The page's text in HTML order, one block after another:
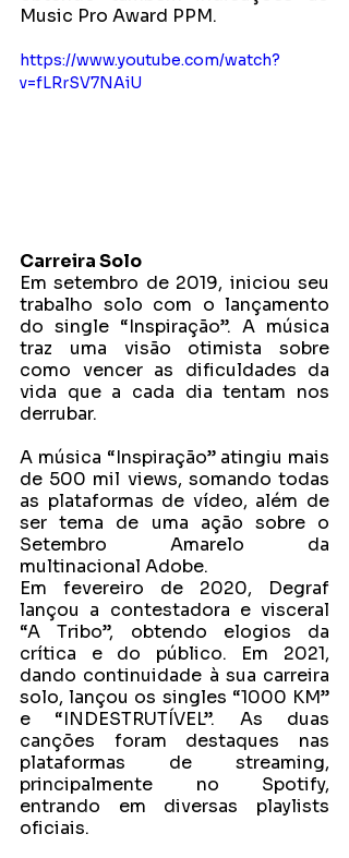
Music Pro Award PPM.
https://www.youtube.com/watch?
v=fLRrSV7NAiU
Carreira Solo
Em setembro de 2019, iniciou seu
trabalho solo com o lançamento
do single “Inspiração”. A música
traz uma visão otimista sobre
como vencer as dificuldades da
vida que a cada dia tentam nos
derrubar.
A música “Inspiração” atingiu mais
de 500 mil views, somando todas
as plataformas de vídeo, além de
ser tema de uma ação sobre o
Setembro Amarelo da
multinacional Adobe.
Em fevereiro de 2020, Degraf
lançou a contestadora e visceral
“A Tribo”, obtendo elogios da
crítica e do público. Em 2021,
dando continuidade à sua carreira
solo, lançou os singles “1000 KM”
e “INDESTRUTÍVEL”. As duas
canções foram destaques nas
plataformas de streaming,
principalmente no Spotify,
entrando em diversas playlists
oficiais.